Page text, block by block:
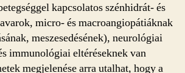
kapcsolatos szénhidrát- és
micro- és macroangiopátiáknak
meszesedésének), neurológiai
immunológiai eltéréseknek van
megjelenése arra utalhat, hogy a